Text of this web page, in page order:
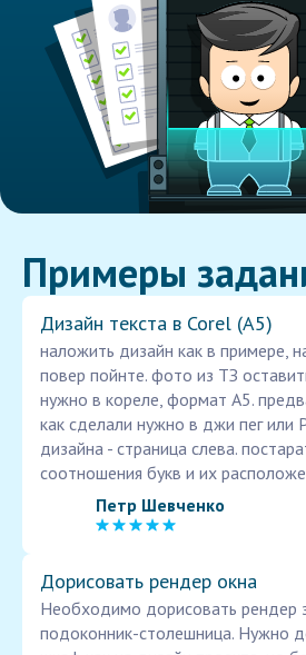
Примеры
Дизайн текста в Corel (А5)
наложить дизайн как в примере,
повер пойнте. фото из ТЗ
нужно в кореле, формат А5.
как сделали нужно в джи пег или
дизайна - страница слева.
соотношения букв и их
Петр Шевченко
Дорисовать рендер окна
Необходимо дорисовать рендер
подоконник-столешница. Нужно